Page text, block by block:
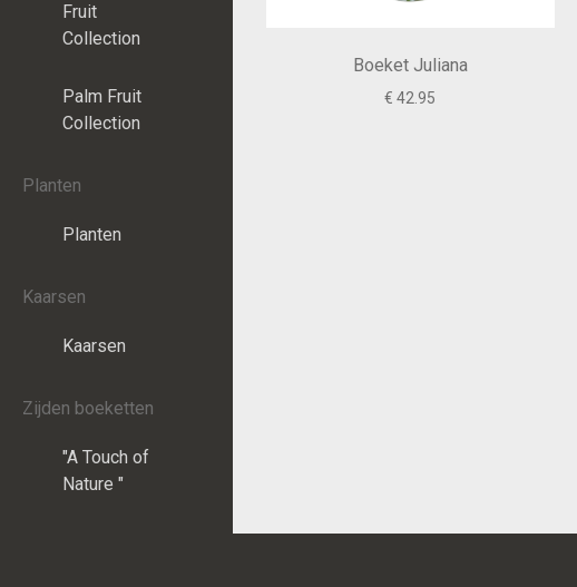
Fruit
Collection
Palm Fruit
Collection
Planten
Planten
Kaarsen
Kaarsen
Zijden boeketten
"A Touch of
Nature "
Boeket Juliana
€ 42.95